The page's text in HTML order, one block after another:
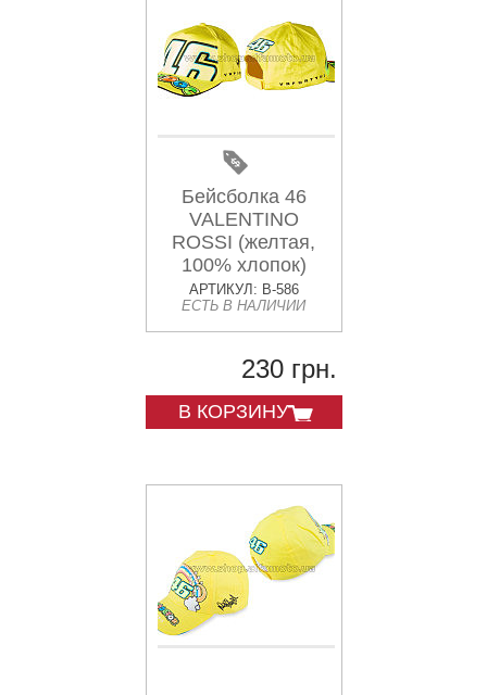
Бейсболка 46
VALENTINO
ROSSI (желтая,
100% хлопок)
АРТИКУЛ: B-586
ЕСТЬ В НАЛИЧИИ
230 грн.
В КОРЗИНУ